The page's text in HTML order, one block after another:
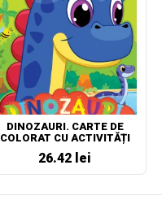
DINOZAURI. CARTE DE
COLORAT CU ACTIVITĂȚI
26.42 lei